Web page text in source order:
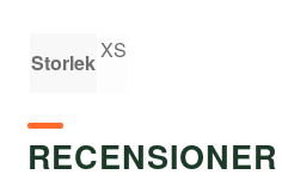
StorlekXS
RECENSIONER